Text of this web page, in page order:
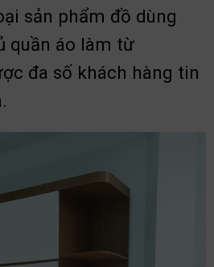
sản phẩm đồ dùng
quần áo làm từ
đa số khách hàng tin